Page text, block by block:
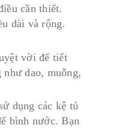
cần thiết.
dài và rộng.
vời để tiết
dao, muỗng,
dụng các kệ tủ
bình nước. Bạn